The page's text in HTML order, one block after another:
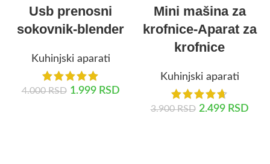
Usb prenosni
sokovnik-blender
Kuhinjski aparati
4.000RSD 1.999 RSD
Mini mašina za
krofnice-Aparat za
krofnice
Kuhinjski aparati
3.900RSD 2.499 RSD